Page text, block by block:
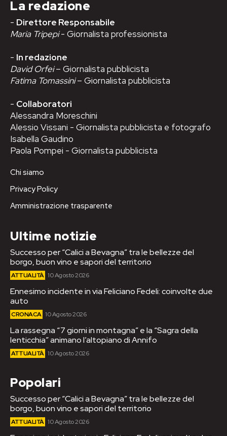
La redazione
- Direttore Responsabile
Maria Tripepi- Giornalista professionista
- In redazione
David Orfei– Giornalista pubblicista
Fatima Tomassini– Giornalista pubblicista
- Collaboratori
Alessandra Moreschini
Alessio Vissani - Giornalista pubblicista e fotografo
Isabella Gaudino
Paola Pompei - Giornalista pubblicista
Chi siamo
Privacy Policy
Amministrazione trasparente
Ultime notizie
Successo per “Calici a Bevagna” tra le bellezze del
borgo, buon vino e sapori del territorio
ATTUALITÀ 10 Agosto 2026
Ennesimo incidente in via Feliciano Fedeli: coinvolte due
auto
CRONACA 10 Agosto 2026
La rassegna “7 giorni in montagna” e la “Sagra della
lenticchia” animano l’altopiano di Annifo
ATTUALITÀ 10 Agosto 2026
Popolari
Successo per “Calici a Bevagna” tra le bellezze del
borgo, buon vino e sapori del territorio
ATTUALITÀ 10 Agosto 2026